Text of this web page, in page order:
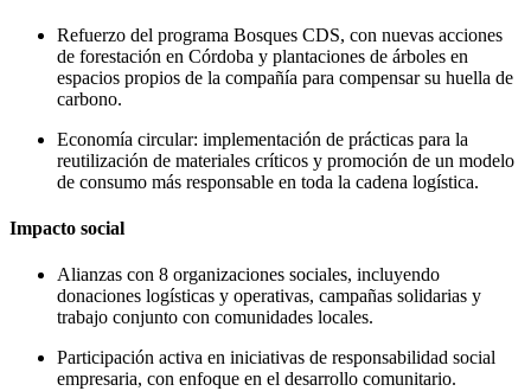
Refuerzo del programa Bosques CDS, con nuevas acciones
de forestación en Córdoba y plantaciones de árboles en
espacios propios de la compañía para compensar su huella de
carbono.
Economía circular: implementación de prácticas para la
reutilización de materiales críticos y promoción de un modelo
de consumo más responsable en toda la cadena logística.
Impacto social
Alianzas con 8 organizaciones sociales, incluyendo
donaciones logísticas y operativas, campañas solidarias y
trabajo conjunto con comunidades locales.
Participación activa en iniciativas de responsabilidad social
empresaria, con enfoque en el desarrollo comunitario.